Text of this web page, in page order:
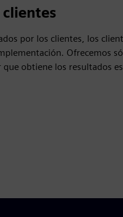
por los clientes, los
Ofrecemos
obtiene los resultados